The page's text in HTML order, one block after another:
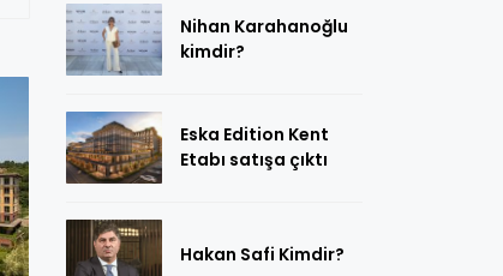
Nihan Karahanoğlu
kimdir?
Eska Edition Kent
Etabı satışa çıktı
Hakan Safi Kimdir?